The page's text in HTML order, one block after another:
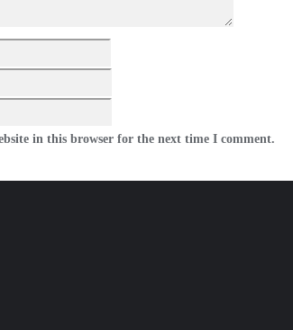
in this browser for the next time I comment.